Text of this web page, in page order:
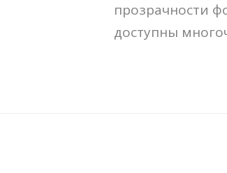
прозрачности
доступны